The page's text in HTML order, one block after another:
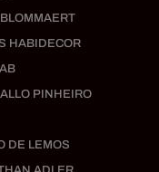
HABIDECOR
PINHEIRO
DE LEMOS